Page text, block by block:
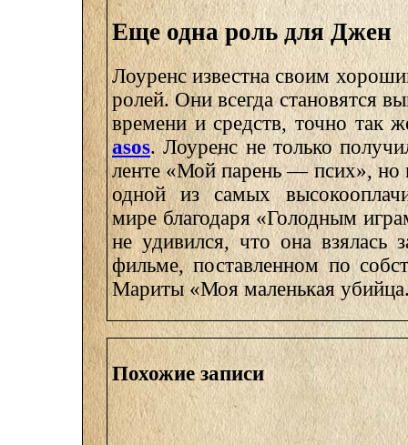
Еще одна роль для Джен
Лоуренс известна своим
ролей. Они всегда становятся
времени и средств, точно так
asos. Лоуренс не только
ленте «Мой парень — псих», но
одной из самых
мире благодаря «Голодным
не удивился, что она взялась
фильме, поставленном по
Мариты «Моя маленькая
Похожие записи